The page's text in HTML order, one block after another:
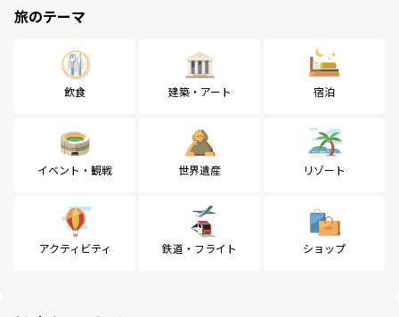
旅のテーマ
飲食 建築・アート 宿泊
イベント・観戦 世界遺産 リゾート
アクティビティ 鉄道・フライト ショップ